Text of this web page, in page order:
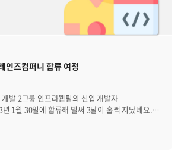
경쟁자를 물리치고 20여명이 무대 앞으로 나와
후의 4인이 남았습니다. 그 중 미모를 한껏 뽐내던
족들의 환호를 받으며 상품을 차지했습니다!
이들이 참여하다 보니, 마음 약한 사회자는
에 경품을 차지할 수 있었습니다. 다음으로
에 비해 월등한 실력을 보여줘 우승자를 가리기
후의 2인이 가위바위보를 통해 상품을
행된 게임의 승자는 브레인저들이 차지했습니다.
인즈컴퍼니 합류 여정
발 2그룹 인프라웹팀의 신입 개발자
1월 30일에 합류해 벌써 3달이 훌쩍 지났네요.